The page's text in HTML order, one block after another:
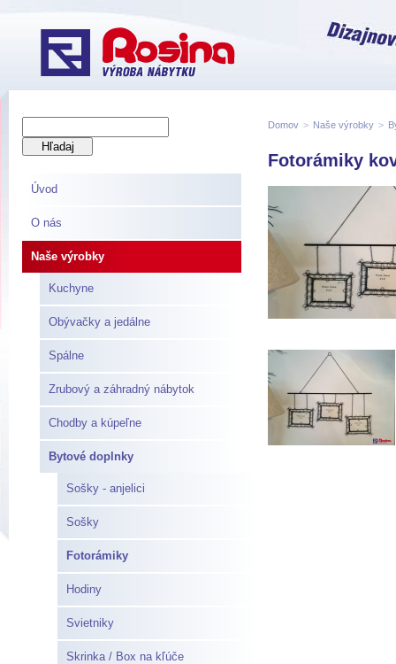
Úvod
O nás
Naše výrobky
Kuchyne
Obývačky a jedálne
Spálne
Zrubový a záhradný nábytok
Chodby a kúpeľne
Bytové doplnky
Sošky - anjelici
Sošky
Fotorámiky
Hodiny
Svietniky
Skrinka / Box na kľúče
Domov > Naše výrobky >
Fotorámiky